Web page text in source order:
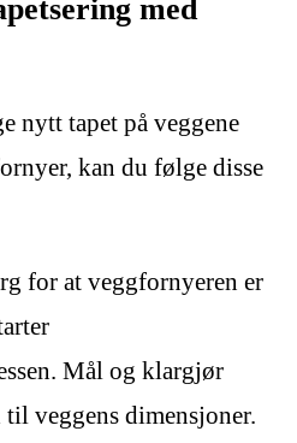
med
nytt tapet på veggene
kan du følge disse
for at veggfornyeren er
Mål og klargjør
veggens dimensjoner.